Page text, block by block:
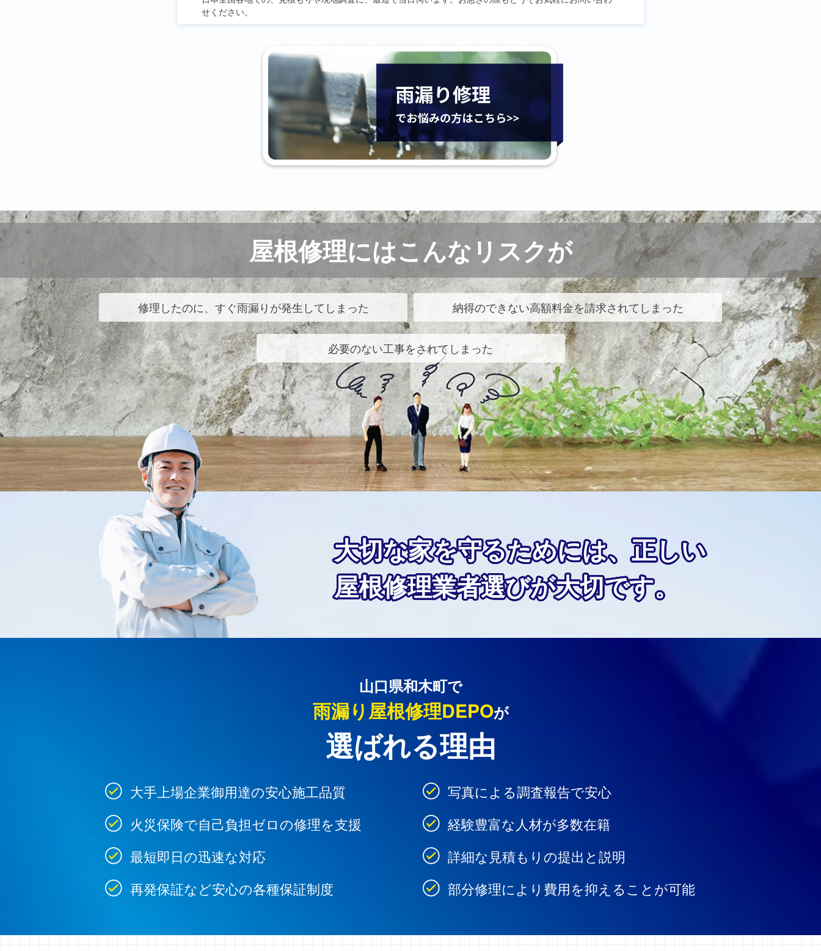
せください。
屋根修理にはこんなリスクが
修理したのに、すぐ雨漏りが発生してしまった 納得のできない高額料金を請求されてしまった
必要のない工事をされてしまった
大切な家を守るためには、正しい
屋根修理業者選びが大切です。
山口県和木町で
雨漏り屋根修理DEPOが
選ばれる理由
大手上場企業御用達の安心施工品質
写真による調査報告で安心
火災保険で自己負担ゼロの修理を支援
経験豊富な人材が多数在籍
最短即日の迅速な対応
詳細な見積もりの提出と説明
再発保証など安心の各種保証制度
部分修理により費用を抑えることが可能